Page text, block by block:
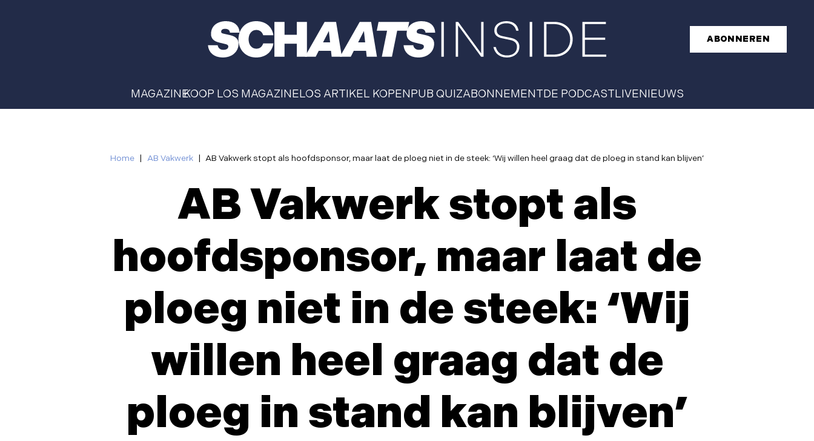
ABONNEREN
MAGAZINEKOOP LOS MAGAZINELOS ARTIKEL KOPENPUB QUIZABONNEMENTDE PODCASTLIVENIEUWS
Home | AB Vakwerk | AB Vakwerk stopt als hoofdsponsor, maar laat de ploeg niet in de steek: ‘Wij willen heel graag dat de ploeg in stand kan blijven’
AB Vakwerk stopt als
hoofdsponsor, maar laat de
ploeg niet in de steek: ‘Wij
willen heel graag dat de
ploeg in stand kan blijven’